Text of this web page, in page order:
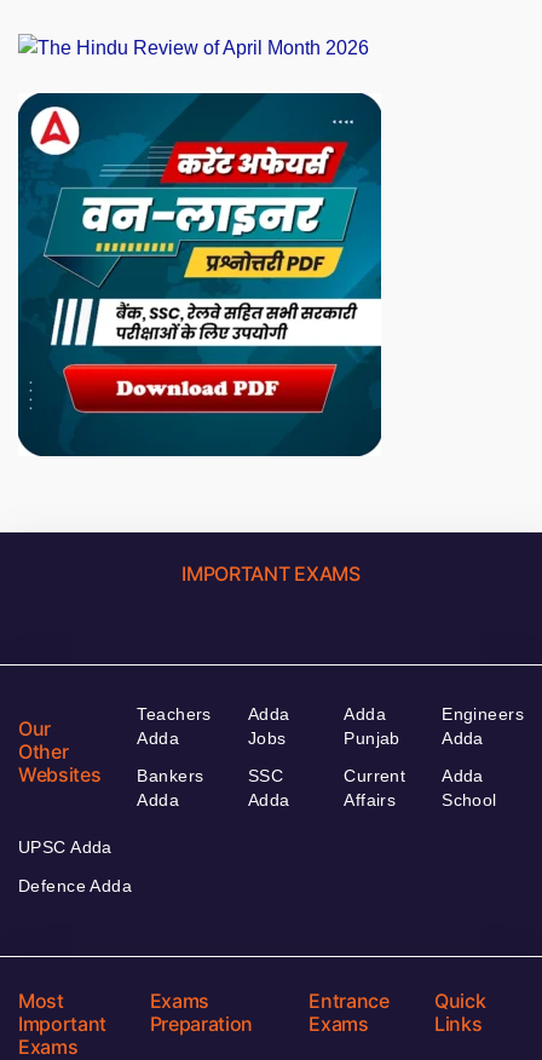
IMPORTANT EXAMS
Our
Other
Websites
Teachers
Adda
Bankers
Adda
Adda
Jobs
SSC
Adda
Adda
Punjab
Current
Affairs
Engineers
Adda
Adda
School
UPSC Adda
Defence Adda
Most
Important
Exams
Exams
Preparation
Entrance
Exams
Quick
Links